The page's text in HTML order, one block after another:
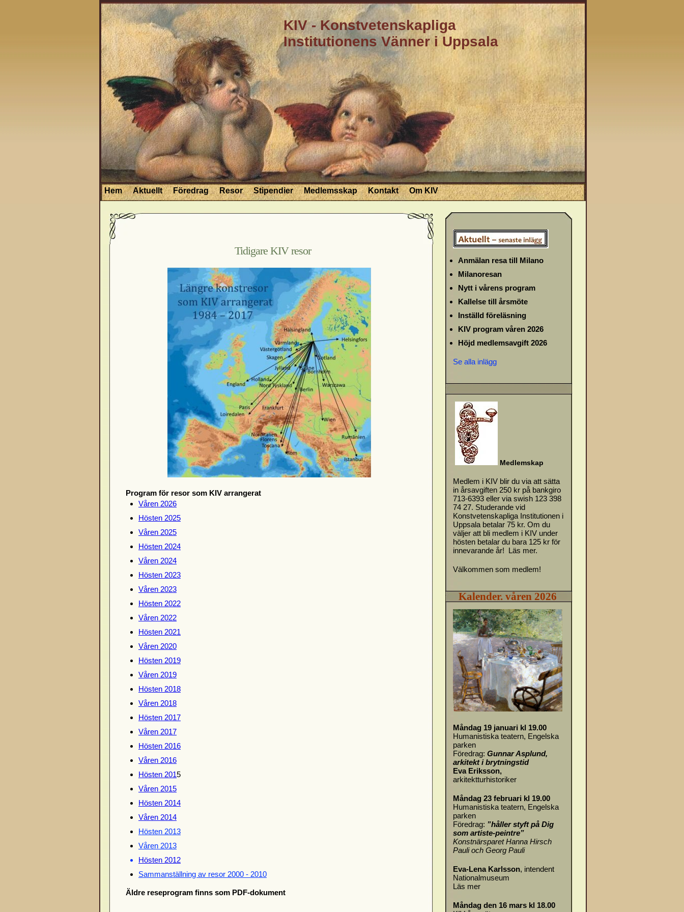
KIV - Konstvetenskapliga
Institutionens Vänner i Uppsala
Hem Aktuellt Föredrag Resor Stipendier Medlemsskap Kontakt Om KIV
Tidigare KIV resor
Program för resor som KIV arrangerat
Våren 2026
Hösten 2025
Våren 2025
Hösten 2024
Våren 2024
Hösten 2023
Våren 2023
Hösten 2022
Våren 2022
Hösten 2021
Våren 2020
Hösten 2019
Våren 2019
Hösten 2018
Våren 2018
Hösten 2017
Våren 2017
Hösten 2016
Våren 2016
Hösten 2015
Våren 2015
Hösten 2014
Våren 2014
Hösten 2013
Våren 2013
Hösten 2012
Sammanställning av resor 2000 - 2010
Äldre reseprogram finns som PDF-dokument
Anmälan resa till Milano
Milanoresan
Nytt i vårens program
Kallelse till årsmöte
Inställd föreläsning
KIV program våren 2026
Höjd medlemsavgift 2026
Se alla inlägg
Medlemskap
Medlem i KIV blir du via att sätta
in årsavgiften 250 kr på bankgiro
713-6393 eller via swish 123 398
74 27. Studerande vid
Konstvetenskapliga Institutionen i
Uppsala betalar 75 kr. Om du
väljer att bli medlem i KIV under
hösten betalar du bara 125 kr för
innevarande år! Läs mer.
Välkommen som medlem!
Kalender. våren 2026
Måndag 19 januari kl 19.00
Humanistiska teatern, Engelska
parken
Föredrag: Gunnar Asplund,
arkitekt i brytningstid
Eva Eriksson,
arkitektturhistoriker
Måndag 23 februari kl 19.00
Humanistiska teatern, Engelska
parken
Föredrag: ”håller styft på Dig
som artiste-peintre”
Konstnärsparet Hanna Hirsch
Pauli och Georg Pauli
Eva-Lena Karlsson, intendent
Nationalmuseum
Läs mer
Måndag den 16 mars kl 18.00